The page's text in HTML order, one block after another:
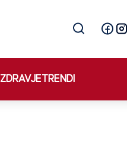
ZDRAVJETRENDI